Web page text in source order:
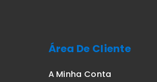
Área De Cliente
A Minha Conta